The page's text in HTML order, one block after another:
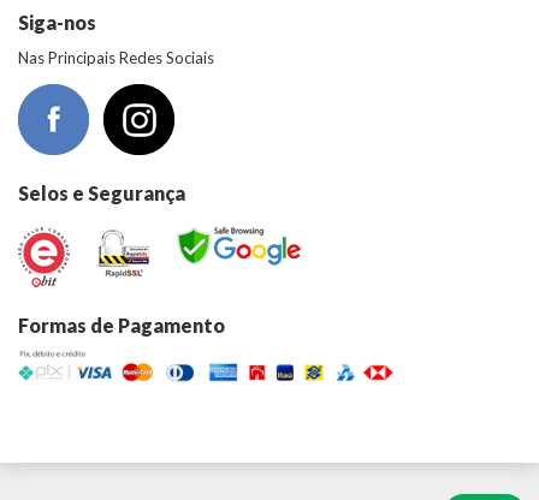
Siga-nos
Nas Principais Redes Sociais
Selos e Segurança
Formas de Pagamento